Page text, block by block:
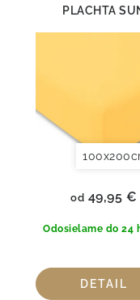
PLACHTA
Odosielame do 24
od 49,95 €
DETAIL